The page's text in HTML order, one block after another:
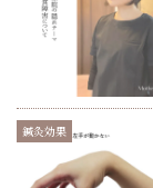
鍼灸効果